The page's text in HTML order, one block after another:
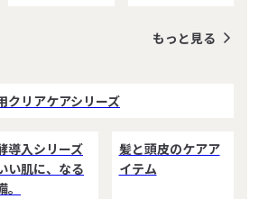
もっと見る
クリアケアシリーズ
導入シリーズ
い肌に、なる
髪と頭皮のケアア
イテム